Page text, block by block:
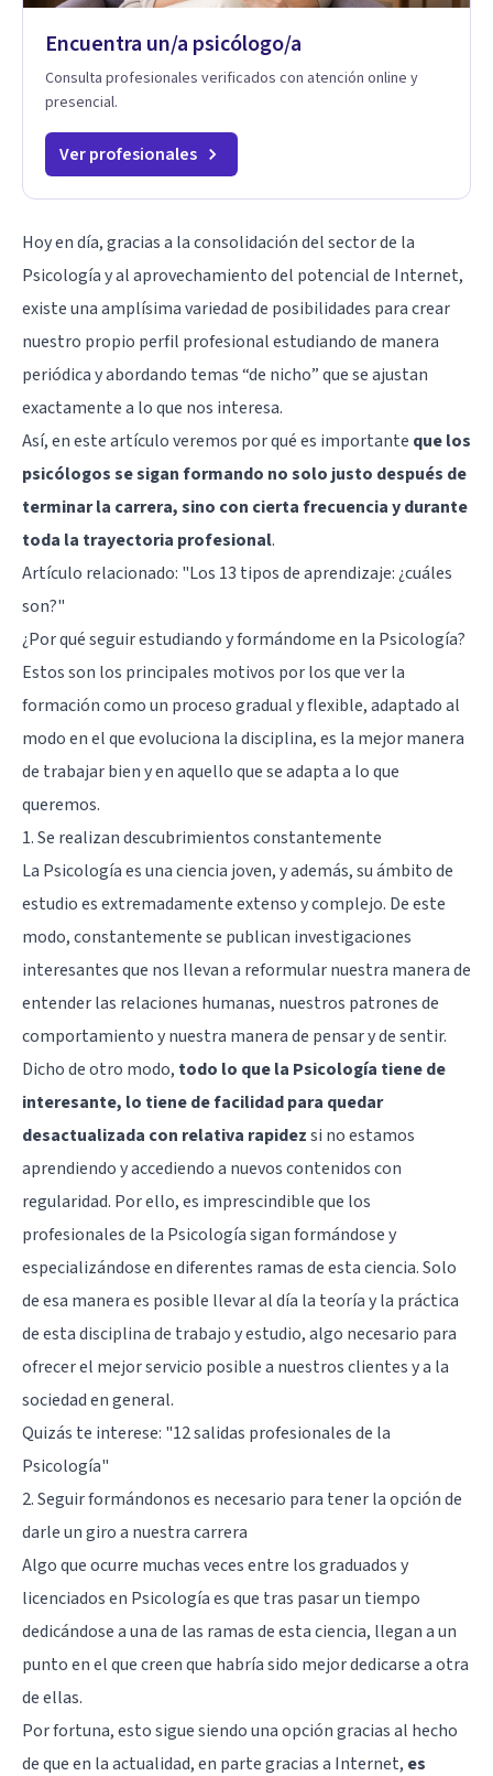
Encuentra un/a psicólogo/a
Consulta profesionales verificados con atención online y
presencial.
Ver profesionales
Hoy en día, gracias a la consolidación del sector de la
Psicología y al aprovechamiento del potencial de Internet,
existe una amplísima variedad de posibilidades para crear
nuestro propio perfil profesional estudiando de manera
periódica y abordando temas “de nicho” que se ajustan
exactamente a lo que nos interesa.
Así, en este artículo veremos por qué es importante que los
psicólogos se sigan formando no solo justo después de
terminar la carrera, sino con cierta frecuencia y durante
toda la trayectoria profesional.
Artículo relacionado: "Los 13 tipos de aprendizaje: ¿cuáles
son?"
¿Por qué seguir estudiando y formándome en la Psicología?
Estos son los principales motivos por los que ver la
formación como un proceso gradual y flexible, adaptado al
modo en el que evoluciona la disciplina, es la mejor manera
de trabajar bien y en aquello que se adapta a lo que
queremos.
1. Se realizan descubrimientos constantemente
La Psicología es una ciencia joven, y además, su ámbito de
estudio es extremadamente extenso y complejo. De este
modo, constantemente se publican investigaciones
interesantes que nos llevan a reformular nuestra manera de
entender las relaciones humanas, nuestros patrones de
comportamiento y nuestra manera de pensar y de sentir.
Dicho de otro modo, todo lo que la Psicología tiene de
interesante, lo tiene de facilidad para quedar
desactualizada con relativa rapidezsi no estamos
aprendiendo y accediendo a nuevos contenidos con
regularidad. Por ello, es imprescindible que los
profesionales de la Psicología sigan formándose y
especializándose en diferentes ramas de esta ciencia. Solo
de esa manera es posible llevar al día la teoría y la práctica
de esta disciplina de trabajo y estudio, algo necesario para
ofrecer el mejor servicio posible a nuestros clientes y a la
sociedad en general.
Quizás te interese: "12 salidas profesionales de la
Psicología"
2. Seguir formándonos es necesario para tener la opción de
darle un giro a nuestra carrera
Algo que ocurre muchas veces entre los graduados y
licenciados en Psicología es que tras pasar un tiempo
dedicándose a una de las ramas de esta ciencia, llegan a un
punto en el que creen que habría sido mejor dedicarse a otra
de ellas.
Por fortuna, esto sigue siendo una opción gracias al hecho
de que en la actualidad, en parte gracias a Internet, es